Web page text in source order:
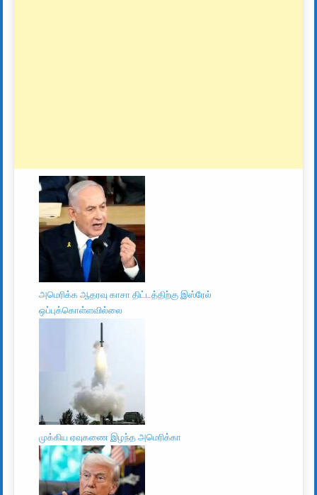
அமெரிக்க ஆதரவு காசா திட்டத்திற்கு இஸ்ரேல்
ஒப்புக்கொள்ளவில்லை
முக்கிய ஏவுகணை இழந்த அமெரிக்கா